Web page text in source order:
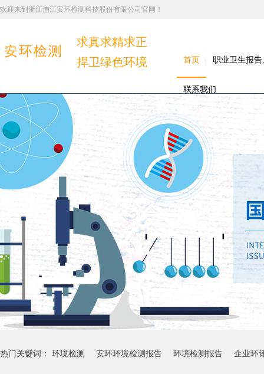
欢迎来到浙江浦江安环检测科技股份有限公司官网！
求真求精求正
捍卫绿色环境
首页 职业卫生报
联系我们
热门关键词： 环境检测 安环环境检测报告 环境检测报告 企业环